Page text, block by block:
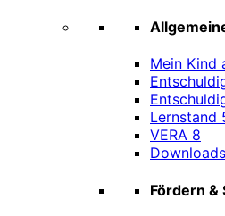
Mein Kind
Lernstand
VERA 8
Downloads
Fördern &